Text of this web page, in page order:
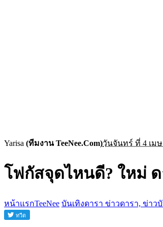
Yarisa (ทีมงาน TeeNee.Com)วันจันทร์ ที่ 4 เมษ
โฟกัสจุดไหนดี? ใหม่ ด
หน้าแรกTeeNee บันเทิงดารา ข่าวดารา, ข่าวบั